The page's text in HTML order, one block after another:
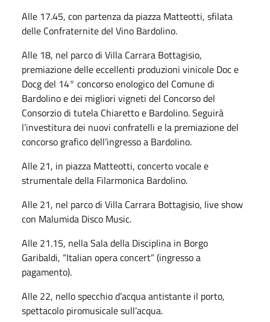
Alle 17.45, con partenza da piazza Matteotti, sfilata
delle Confraternite del Vino Bardolino.
Alle 18, nel parco di Villa Carrara Bottagisio,
premiazione delle eccellenti produzioni vinicole Doc e
Docg del 14° concorso enologico del Comune di
Bardolino e dei migliori vigneti del Concorso del
Consorzio di tutela Chiaretto e Bardolino. Seguirà
l’investitura dei nuovi confratelli e la premiazione del
concorso grafico dell’ingresso a Bardolino.
Alle 21, in piazza Matteotti, concerto vocale e
strumentale della Filarmonica Bardolino.
Alle 21, nel parco di Villa Carrara Bottagisio, live show
con Malumida Disco Music.
Alle 21.15, nella Sala della Disciplina in Borgo
Garibaldi, “Italian opera concert” (ingresso a
pagamento).
Alle 22, nello specchio d’acqua antistante il porto,
spettacolo piromusicale sull’acqua.